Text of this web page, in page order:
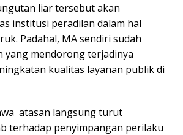
liar tersebut akan
institusi peradilan dalam hal
Padahal, MA sendiri sudah
yang mendorong terjadinya
kualitas layanan publik di
atasan langsung turut
terhadap penyimpangan perilaku